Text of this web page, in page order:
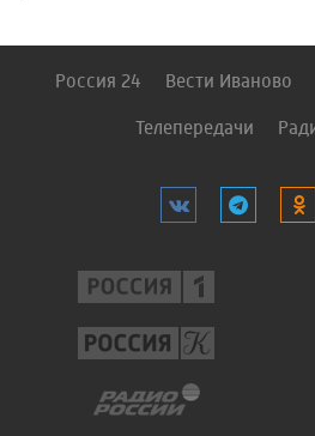
Россия 24 Вести Иваново
Телепередачи